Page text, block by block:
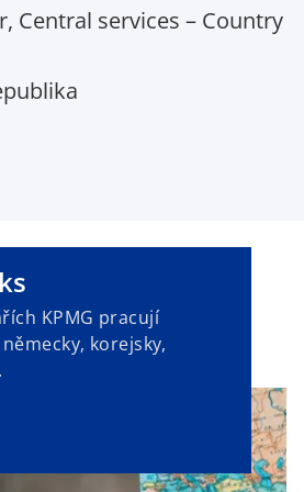
Central services – Country
KPMG pracují
korejsky,